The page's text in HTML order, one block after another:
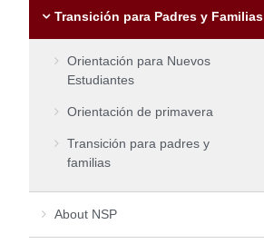
Transición para Padres y Familias
Orientación para Nuevos
Estudiantes
Orientación de primavera
Transición para padres y
familias
About NSP